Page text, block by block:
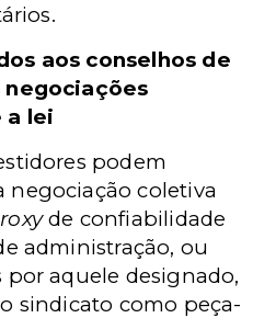
aos conselhos de
negociações
a lei
podem
negociação coletiva
de confiabilidade
administração, ou
por aquele designado,
sindicato como peça-